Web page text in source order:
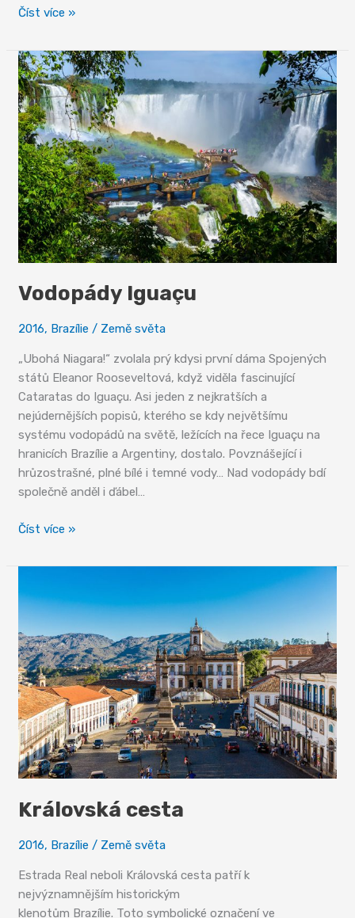
Karneval
na
prvním
místě
Číst více »
Vodopády Iguaçu
2016, Brazílie / Země světa
„Ubohá Niagara!“ zvolala prý kdysi první dáma Spojených
států Eleanor Rooseveltová, když viděla fascinující
Cataratas do Iguaçu. Asi jeden z nejkratších a
nejúdernějších popisů, kterého se kdy největšímu
systému vodopádů na světě, ležících na řece Iguaçu na
hranicích Brazílie a Argentiny, dostalo. Povznášející i
hrůzostrašné, plné bílé i temné vody… Nad vodopády bdí
společně anděl i ďábel…
Vodopády
Číst více »
Královská cesta
2016, Brazílie / Země světa
Estrada Real neboli Královská cesta patří k
nejvýznamnějším historickým
klenotům Brazílie. Toto symbolické označení ve